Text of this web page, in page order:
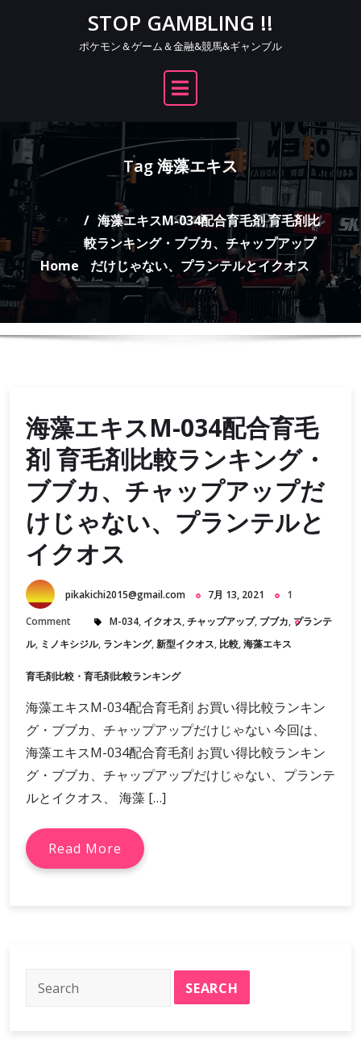
STOP GAMBLING !!
ポケモン＆ゲーム＆金融&競馬&ギャンブル
Tag 海藻エキス
Home
海藻エキスM-034配合育毛剤 育毛剤比
較ランキング・ブブカ、チャップアップ
だけじゃない、プランテルとイクオス
海藻エキスM-034配合育毛
剤 育毛剤比較ランキング・
ブブカ、チャップアップだ
けじゃない、プランテルと
イクオス
pikakichi2015@gmail.com 7月 13, 2021
1
Comment
M-034, イクオス,チャップアップ, ブブカ, プランテ
ル, ミノキシジル, ランキング,新型イクオス, 比較,海藻エキス
育毛剤比較・育毛剤比較ランキング
海藻エキスM-034配合育毛剤 お買い得比較ランキン
グ・ブブカ、チャップアップだけじゃない 今回は、
海藻エキスM-034配合育毛剤 お買い得比較ランキン
グ・ブブカ、チャップアップだけじゃない、プランテ
ルとイクオス、 海藻 […]
Read More